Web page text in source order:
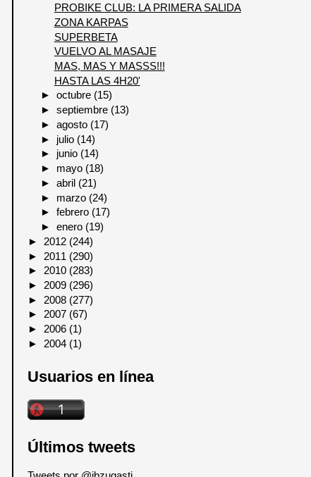
PROBIKE CLUB: LA PRIMERA SALIDA
ZONA KARPAS
SUPERBETA
VUELVO AL MASAJE
MAS, MAS Y MASSS!!!
HASTA LAS 4H20'
►octubre (15)
►septiembre (13)
►agosto (17)
► julio (14)
► junio (14)
► mayo (18)
►abril (21)
► marzo (24)
►febrero (17)
►enero (19)
► 2012 (244)
► 2011 (290)
► 2010 (283)
► 2009 (296)
► 2008 (277)
►2007 (67)
► 2006 (1)
► 2004 (1)
Usuarios en línea
Últimos tweets